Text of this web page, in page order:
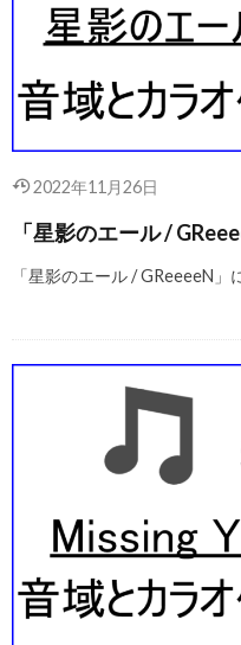
2022年11月26日
「星影のエール /
「星影のエール / GReeeeN」